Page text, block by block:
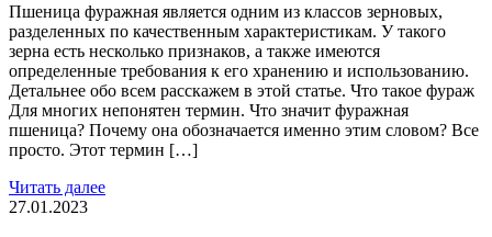
Пшеница фуражная является одним из классов зерновых,
разделенных по качественным характеристикам. У такого
зерна есть несколько признаков, а также имеются
определенные требования к его хранению и использованию.
Детальнее обо всем расскажем в этой статье. Что такое фураж
Для многих непонятен термин. Что значит фуражная
пшеница? Почему она обозначается именно этим словом? Все
просто. Этот термин […]
Читать далее
27.01.2023